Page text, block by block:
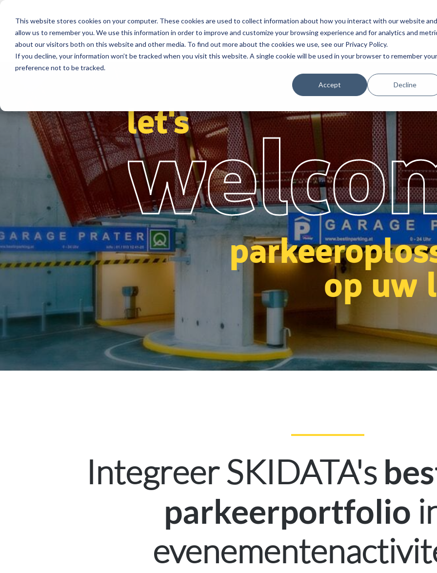
This website stores cookies on your computer. These cookies are used to collect information about how you interact with our website and
allow us to remember you. We use this information in order to improve and customize your browsing experience and for analytics and
about our visitors both on this website and other media. To find out more about the cookies we use, see our Privacy Policy.
If you decline, your information won’t be tracked when you visit this website. A single cookie will be used in your browser to remember your
preference not to be tracked.
Accept Decline
Segmenten Oplossingen References Service Partners Over
let's
op uw
Integreer SKIDATA's
parkeerportfolio